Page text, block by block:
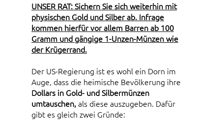
UNSER RAT: Sichern Sie sich weiterhin mit
physischen Gold und Silber ab. Infrage
kommen hierfür vor allem Barren ab 100
Gramm und gängige 1-Unzen-Münzen wie
der Krügerrand.
Der US-Regierung ist es wohl ein Dorn im
Auge, dass die heimische Bevölkerung ihre
Dollars in Gold- und Silbermünzen
umtauschen,als diese auszugeben. Dafür
gibt es gleich zwei Gründe: